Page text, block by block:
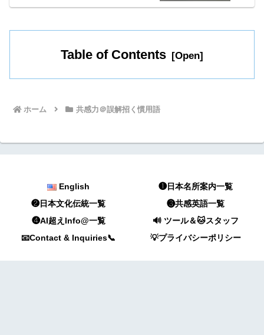
Table of Contents
ホーム 共感力＠誤解招く慣用語
English
❶日本名所案内一覧
❷日本文化伝統一覧
❸共感英語一覧
❹AI超えInfo@一覧
🔊 ツール＆🐱スタッフ
📧Contact & Inquiries📞
💡プライバシーポリシー